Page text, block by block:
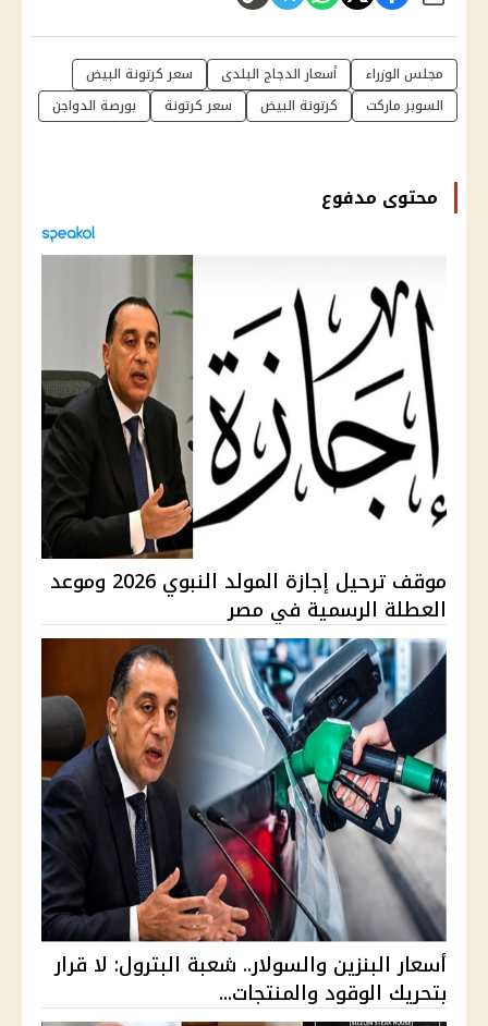
مجلس الوزراء أسعار الدجاج البلدى
سعر كرتونة البيض
السوبر ماركت
كرتونة البيض سعر كرتونة بورصة الدواجن
محتوى مدفوع
موقف ترحيل إجازة المولد النبوي 2026 وموعد
العطلة الرسمية في مصر
أسعار البنزين والسولار.. شعبة البترول: لا قرار
بتحريك الوقود والمنتجات...